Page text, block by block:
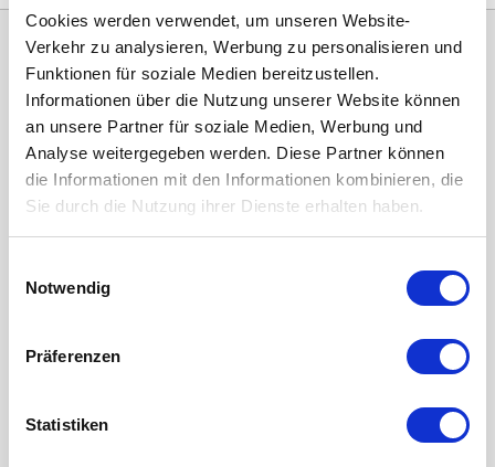
Cookies werden verwendet, um unseren Website-
Verkehr zu analysieren, Werbung zu personalisieren und
Funktionen für soziale Medien bereitzustellen.
Informationen über die Nutzung unserer Website können
an unsere Partner für soziale Medien, Werbung und
Analyse weitergegeben werden. Diese Partner können
die Informationen mit den Informationen kombinieren, die
Sie durch die Nutzung ihrer Dienste erhalten haben.
Notwendig
Präferenzen
Statistiken
ERSATZFILTER / GERÄTEFILTER
FILTERMATTEN / TÜCHER
KEGELFILTER